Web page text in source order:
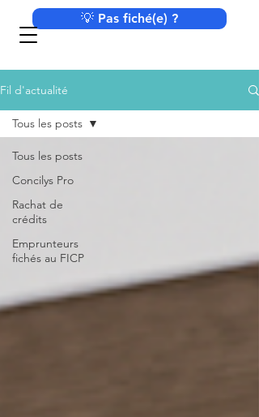
💡 Pas fiché(e) ?
Fil d'actualité
Tous les posts
Concilys Pro
Rachat de
crédits
Emprunteurs
fichés au FICP
Tous les posts